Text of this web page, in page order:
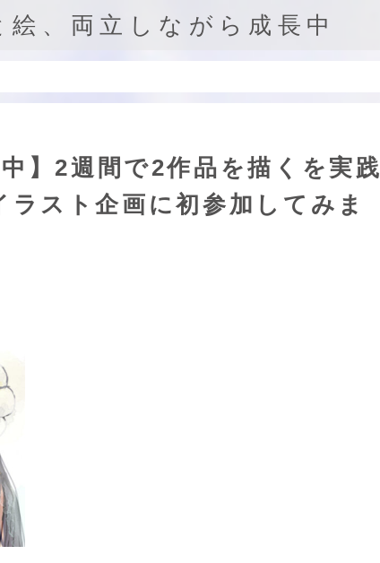
、両立しながら成長中
】2週間で2作品を描くを実践
スト企画に初参加してみま